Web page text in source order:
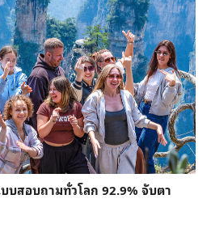
บสอบถามทั่วโลก 92.9% จับตา